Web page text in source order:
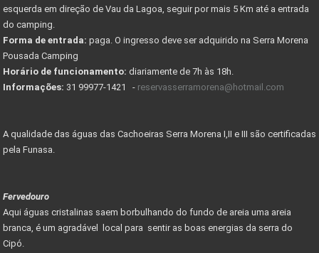
esquerda em direção de Vau da Lagoa, seguir por mais 5 Km até a entrada
do camping.
Forma de entrada: paga. O ingresso deve ser adquirido na Serra Morena
Pousada Camping
Horário de funcionamento: diariamente de 7h às 18h.
Informações: 31 99977-1421 - reservasserramorena@hotmail.com
A qualidade das águas das Cachoeiras Serra Morena I,II e III são certificadas
pela Funasa.
Fervedouro
Aqui águas cristalinas saem borbulhando do fundo de areia uma areia
branca, é um agradável local para sentir as boas energias da serra do
Cipó.